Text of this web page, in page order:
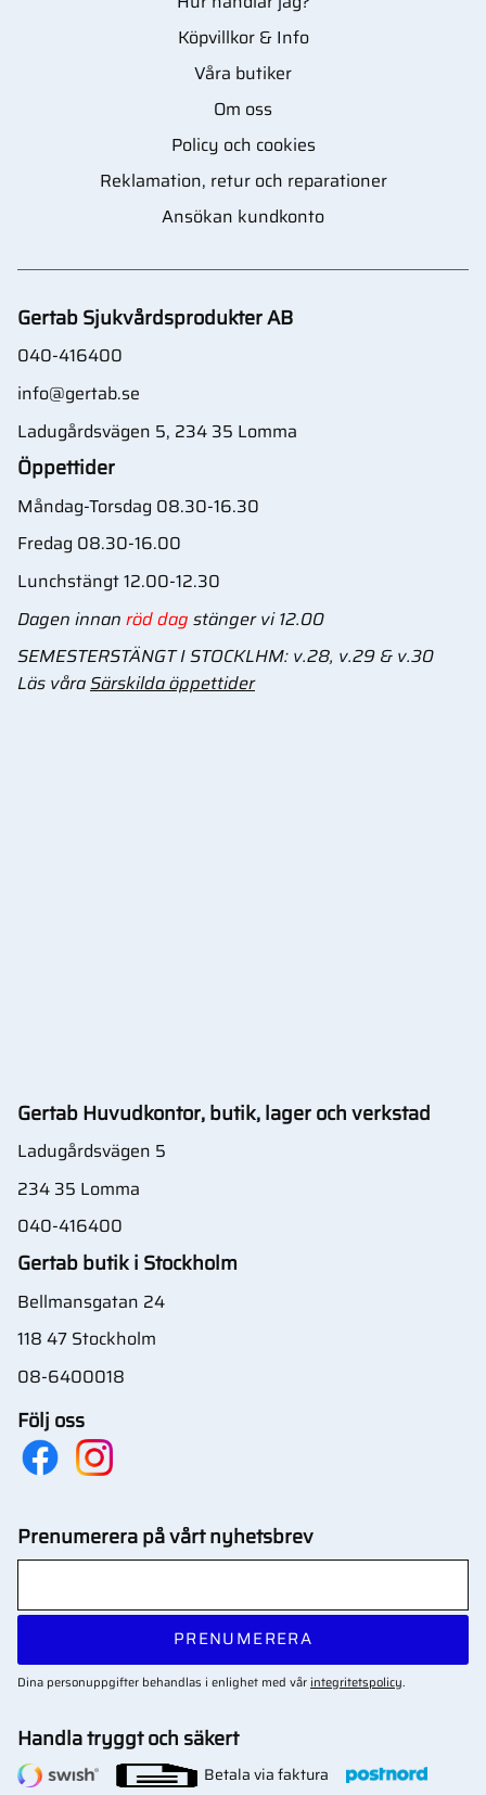
Köpvillkor & Info
Våra butiker
Om oss
Policy och cookies
Reklamation, retur och reparationer
Ansökan kundkonto
Gertab Sjukvårdsprodukter AB
040-416400
info@gertab.se
Ladugårdsvägen 5, 234 35 Lomma
Öppettider
Måndag-Torsdag 08.30-16.30
Fredag 08.30-16.00
Lunchstängt 12.00-12.30
Dagen innan röd dag stänger vi 12.00
SEMESTERSTÄNGT I STOCKLHM: v.28, v.29 & v.30
Läs våraSärskilda öppettider
Gertab Huvudkontor, butik, lager och verkstad
Ladugårdsvägen 5
234 35 Lomma
040-416400
Gertab butik i Stockholm
Bellmansgatan 24
118 47 Stockholm
08-6400018
Följ oss
Prenumerera på vårt nyhetsbrev
PRENUMERERA
Dina personuppgifter behandlas i enlighet med vår integritetspolicy.
Handla tryggt och säkert
Betala via faktura